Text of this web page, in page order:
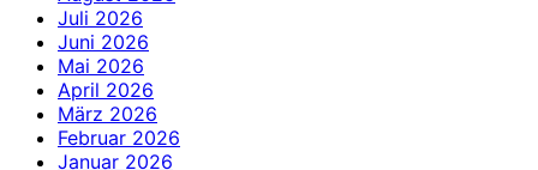
Juli 2026
Juni 2026
Mai 2026
April 2026
März 2026
Februar 2026
Januar 2026